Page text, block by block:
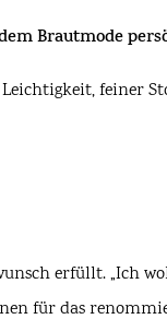
Brautmode
feiner
erfüllt. „Ich
für das